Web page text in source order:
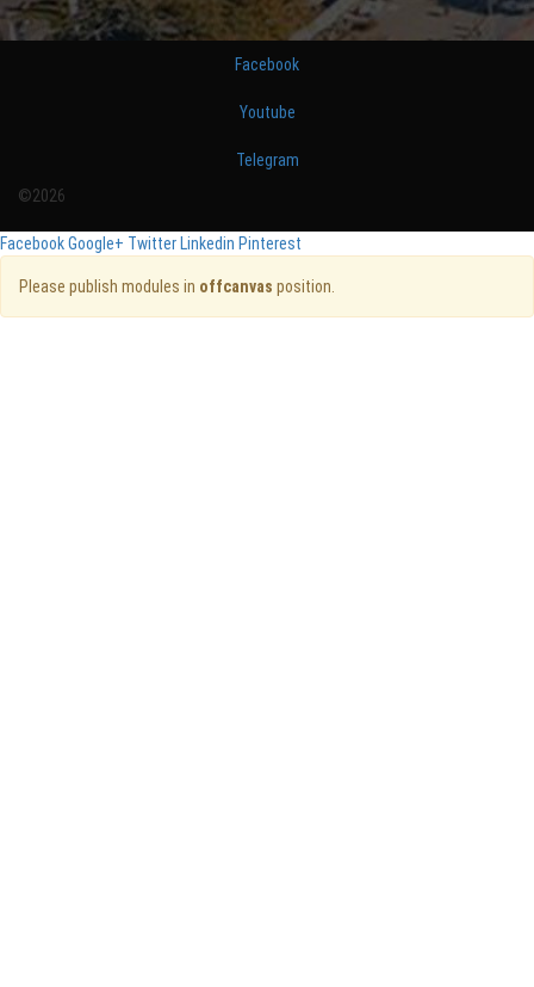
Facebook
Youtube
Telegram
©2026
FacebookGoogle+ Twitter Linkedin Pinterest
Please publish modules in offcanvas position.